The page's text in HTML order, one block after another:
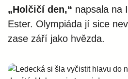
„Holčičí den,“ napsala na
Ester. Olympiáda jí sice
zase září jako hvězda.